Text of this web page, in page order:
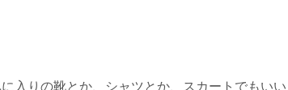
入りの靴とか、シャツとか、スカートでもいい